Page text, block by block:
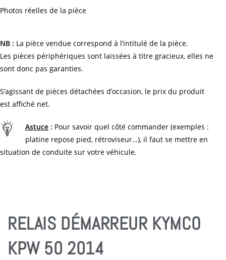
Photos réelles de la pièce
NB : La pièce vendue correspond à l’intitulé de la pièce.
Les pièces périphériques sont laissées à titre gracieux, elles ne
sont donc pas garanties.
S’agissant de pièces détachées d’occasion, le prix du produit
est affiché net.
Astuce : Pour savoir quel côté commander (exemples :
platine repose pied, rétroviseur…), il faut se mettre en
situation de conduite sur votre véhicule.
RELAIS DÉMARREUR KYMCO
KPW 50 2014